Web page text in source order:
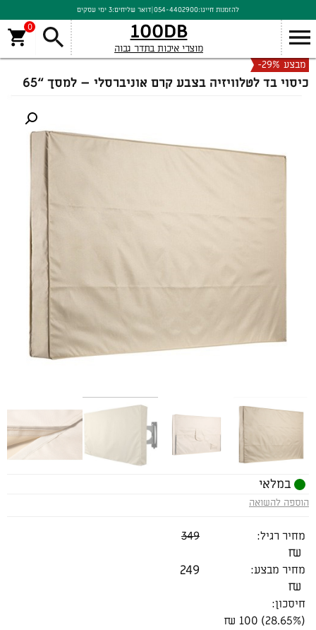
להזמנות חייגו:054-4402900
|דואר שליחים:3 ימי עסקים
100DB
מוצרי איכות בתדר גבוה
0
מבצע -29%
כיסוי בד לטלוויזיה בצבע קרם אוניברסלי – למסך “65
במלאי
הוספה להשואה
מחיר רגיל: 349
₪
מחיר מבצע:
249
₪
חיסכון:
(28.65%) 100 ₪